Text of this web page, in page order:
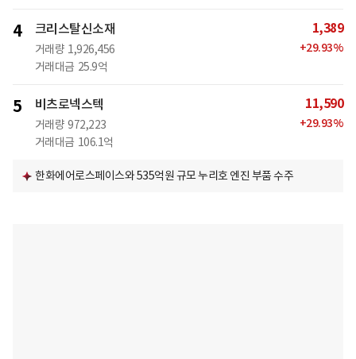
4 크리스탈신소재
거래량 1,926,456
거래대금 25.9억
1,389
+29.93%
5 비츠로넥스텍
거래량 972,223
거래대금 106.1억
11,590
+29.93%
한화에어로스페이스와 535억원 규모 누리호 엔진 부품 수주